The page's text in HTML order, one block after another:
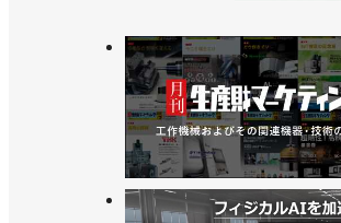
>>産ロボ・FA向けの高剛性な減速機